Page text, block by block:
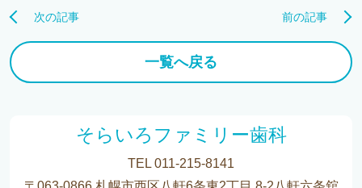
次の記事
一覧へ戻る
前の記事
そらいろファミリー歯科
TEL 011-215-8141